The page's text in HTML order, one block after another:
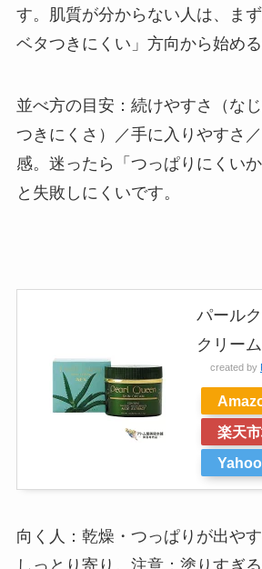
す。肌質が分からない人は、ま
ベタつきにくい」方向から始める
並べ方の目安：続けやすさ（な
つきにくさ）／手に入りやすさ
感。迷ったら「つっぱりにくい
と失敗しにくいです。
パール
クリーム
created by
楽天
向く人：乾燥・つっぱりが出や